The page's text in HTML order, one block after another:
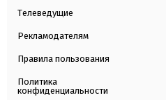
Телеведущие
Рекламодателям
Правила пользования
Политика
конфиденциальности